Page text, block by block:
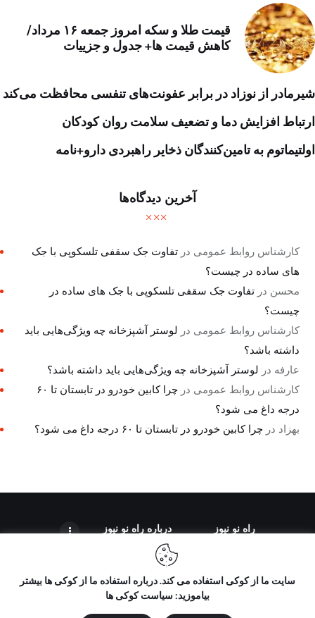
قیمت طلا و سکه امروز جمعه ۱۶ مرداد/
کاهش قیمت ها+ جدول و جزییات
شیرمادر از نوزاد در برابر عفونت‌های تنفسی محافظت می‌کند
ارتباط افزایش دما و تضعیف سلامت روان کودکان
اولتیماتوم به تامین‌کنندگان ذخایر راهبردی دارو+نامه
آخرین دیدگاه‌ها
کارشناس روابط عمومی درتفاوت جک سقفی تلسکوپی با جک
های ساده در چیست؟
محسن درتفاوت جک سقفی تلسکوپی با جک های ساده در
چیست؟
کارشناس روابط عمومی در لوستر آشپزخانه چه ویژگی‌هایی باید
داشته باشد؟
عارفه در لوستر آشپزخانه چه ویژگی‌هایی باید داشته باشد؟
کارشناس روابط عمومی در
چرا کابین خودرو در تابستان تا ۶۰
درجه داغ می شود؟
بهزاد درچرا کابین خودرو در تابستان تا ۶۰ درجه داغ می شود؟
راه نو نیوز درباره راه‌ نو نیوز
تمامی حقوق مطالب برای "راه نو نیوز" محفوظ است و هرگونه کپی
سایت ما از کوکی استفاده می کند. درباره استفاده ما از کوکی ها بیشتر
بیاموزید: سیاست کوکی ها